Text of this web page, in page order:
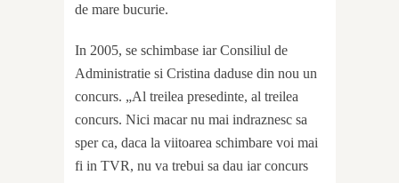
de mare bucurie.
In 2005, se schimbase iar Consiliul de
Administratie si Cristina daduse din nou un
concurs. „Al treilea presedinte, al treilea
concurs. Nici macar nu mai indraznesc sa
sper ca, daca la viitoarea schimbare voi mai
fi in TVR, nu va trebui sa dau iar concurs